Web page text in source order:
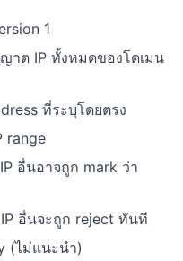
1
าต IP ทั้งหมดของโดเมน
ที่ระบุโดยตรง
range
อื่นอาจถูก mark ว่า
อื่นจะถูก reject ทันที
(ไม่แนะนำ)